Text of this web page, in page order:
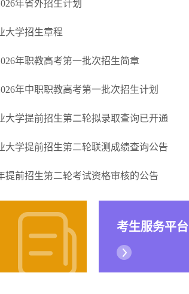
年省外招生计划
大学招生章程
年职教高考第一批次招生简章
年中职职教高考第一批次招生计划
大学提前招生第二轮拟录取查询已开通
大学提前招生第二轮联测成绩查询公告
提前招生第二轮考试资格审核的公告
考生服务平台